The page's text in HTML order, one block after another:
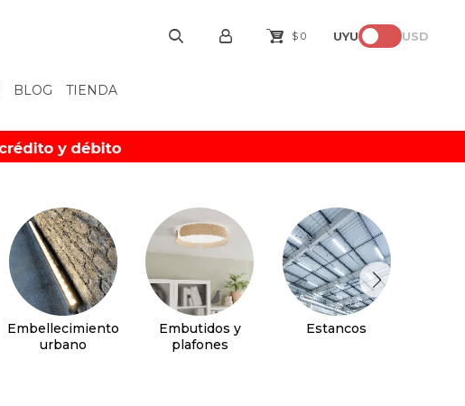
BLOG TIENDA
$ 0 UYU USD
Embellecimiento
urbano
Embutidos y
plafones
Estancos